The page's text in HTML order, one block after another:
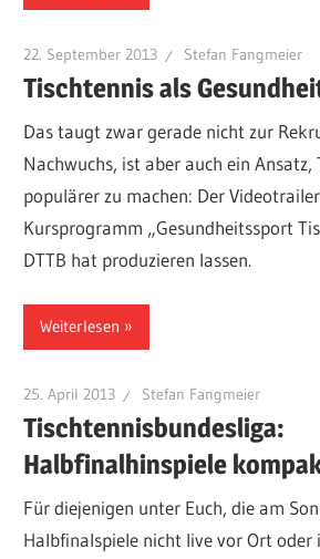
22. September 2013 Stefan Fangmeier
Tischtennis als
Das taugt zwar gerade nicht zur
Nachwuchs, ist aber auch ein Ansatz,
populärer zu machen: Der
Kursprogramm „Gesundheitssport
DTTB hat produzieren lassen.
Weiterlesen
25. April 2013 Stefan Fangmeier
Tischtennisbundesliga:
Halbfinalhinspiele
Für diejenigen unter Euch, die am
Halbfinalspiele nicht live vor Ort oder